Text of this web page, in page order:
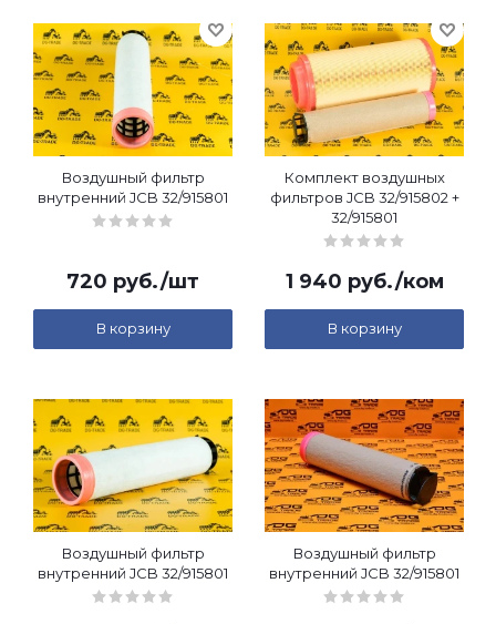
Воздушный фильтр
внутренний JCB 32/915801
720 руб./шт
В корзину
Комплект воздушных
фильтров JCB 32/915802 +
32/915801
1 940 руб./ком
В корзину
Воздушный фильтр
внутренний JCB 32/915801
Воздушный фильтр
внутренний JCB 32/915801